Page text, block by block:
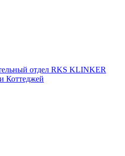
отдел RKS KLINKER
Коттеджей